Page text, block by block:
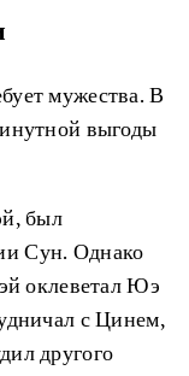
мужества. В
выгоды
был
Сун. Однако
оклеветал Юэ
с Цинем,
другого